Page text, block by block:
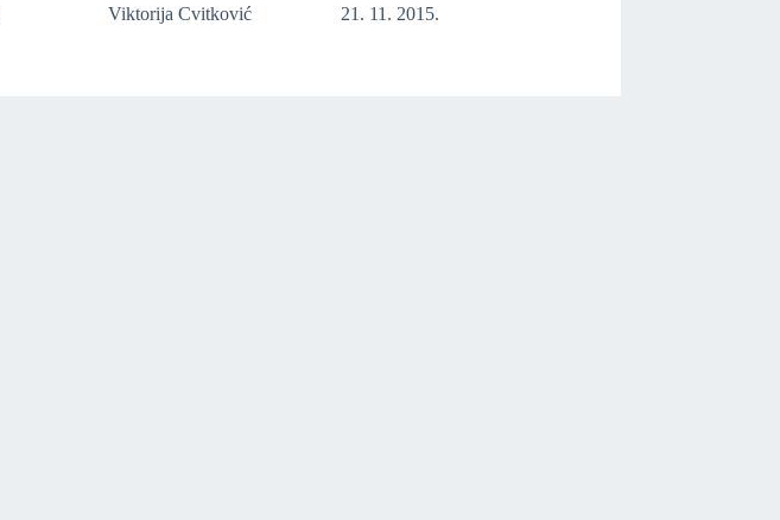
Viktorija Cvitković 21. 11. 2015.